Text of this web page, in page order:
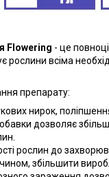
Flowering - це
рослини всіма
препарату:
нирок,
дозволяє
рослин до
збільшити